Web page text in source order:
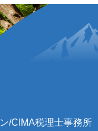
/CIMA税理士事務所